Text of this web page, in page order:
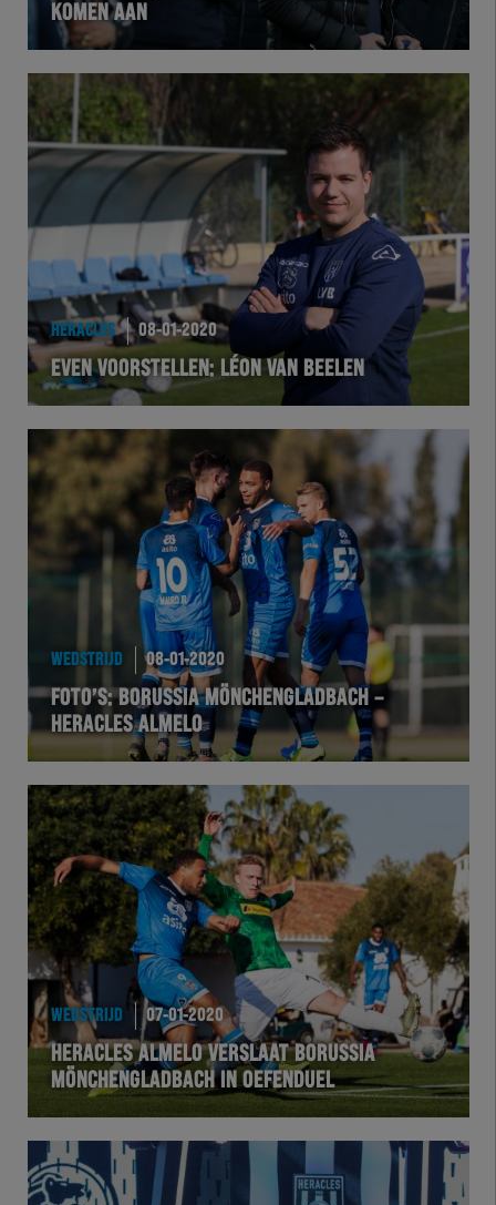
VOLHER
HERTEL
Natuurgras
Wedstrijd
Heracles
BusinessClub
Foundation
Herakids
Team Zwart Wit
KOMEN AAN
HERACLES 08-01-2020
EVEN VOORSTELLEN: LÉON VAN BEELEN
WEDSTRIJD 08-01-2020
FOTO’S: BORUSSIA MÖNCHENGLADBACH –
HERACLES ALMELO
WEDSTRIJD 07-01-2020
HERACLES ALMELO VERSLAAT BORUSSIA
MÖNCHENGLADBACH IN OEFENDUEL